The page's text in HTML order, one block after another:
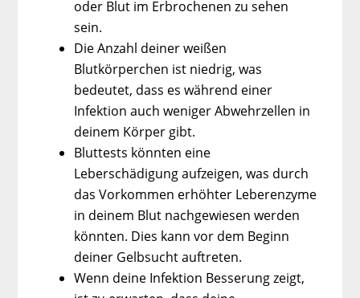
oder Blut im Erbrochenen zu sehen
sein.
Die Anzahl deiner weißen
Blutkörperchen ist niedrig, was
bedeutet, dass es während einer
Infektion auch weniger Abwehrzellen in
deinem Körper gibt.
Bluttests könnten eine
Leberschädigung aufzeigen, was durch
das Vorkommen erhöhter Leberenzyme
in deinem Blut nachgewiesen werden
könnten. Dies kann vor dem Beginn
deiner Gelbsucht auftreten.
Wenn deine Infektion Besserung zeigt,